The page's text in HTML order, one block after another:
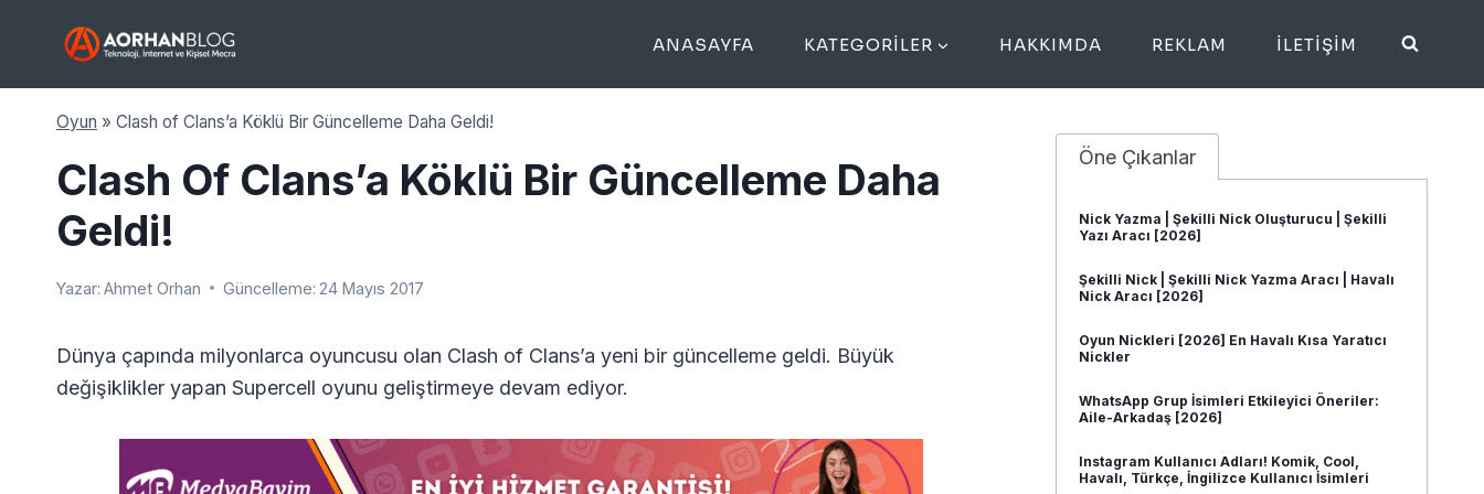
ANASAYFA KATEGORILER HAKKIMDA REKLAM İLETIŞIM
Oyun » Clash of Clans’a Köklü Bir Güncelleme Daha Geldi!
Clash Of Clans’a Köklü Bir Güncelleme Daha
Geldi!
Yazar: Ahmet Orhan Güncelleme: 24 Mayıs 2017
Dünya çapında milyonlarca oyuncusu olan Clash of Clans’a yeni bir güncelleme geldi. Büyük
değişiklikler yapan Supercell oyunu geliştirmeye devam ediyor.
Öne Çıkanlar
Nick Yazma | Şekilli Nick Oluşturucu | Şekilli
Yazı Aracı [2026]
Şekilli Nick | Şekilli Nick Yazma Aracı | Havalı
Nick Aracı [2026]
Oyun Nickleri [2026] En Havalı Kısa Yaratıcı
Nickler
WhatsApp Grup İsimleri Etkileyici Öneriler:
Aile-Arkadaş [2026]
Instagram Kullanıcı Adları! Komik, Cool,
Havalı, Türkçe, İngilizce Kullanıcı İsimleri